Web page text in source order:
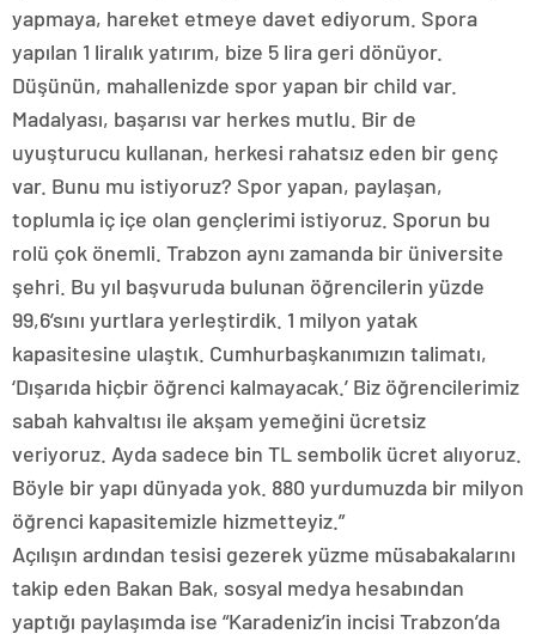
yapmaya, hareket etmeye davet ediyorum. Spora
yapılan 1 liralık yatırım, bize 5 lira geri dönüyor.
Düşünün, mahallenizde spor yapan bir child var.
Madalyası, başarısı var herkes mutlu. Bir de
uyuşturucu kullanan, herkesi rahatsız eden bir genç
var. Bunu mu istiyoruz? Spor yapan, paylaşan,
toplumla iç içe olan gençlerimi istiyoruz. Sporun bu
rolü çok önemli. Trabzon aynı zamanda bir üniversite
şehri. Bu yıl başvuruda bulunan öğrencilerin yüzde
99,6’sını yurtlara yerleştirdik. 1 milyon yatak
kapasitesine ulaştık. Cumhurbaşkanımızın talimatı,
‘Dışarıda hiçbir öğrenci kalmayacak.’ Biz öğrencilerimiz
sabah kahvaltısı ile akşam yemeğini ücretsiz
veriyoruz. Ayda sadece bin TL sembolik ücret alıyoruz.
Böyle bir yapı dünyada yok. 880 yurdumuzda bir milyon
öğrenci kapasitemizle hizmetteyiz.”
Açılışın ardından tesisi gezerek yüzme müsabakalarını
takip eden Bakan Bak, sosyal medya hesabından
yaptığı paylaşımda ise “Karadeniz’in incisi Trabzon’da